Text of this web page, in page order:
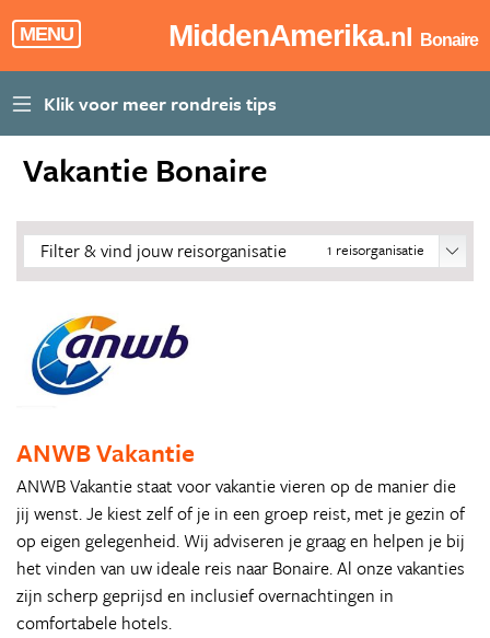
MENU MiddenAmerika.nl Bonaire
Vakantie Bonaire
1 reisorganisatie
Filter & vind jouw reisorganisatie
ANWB Vakantie
ANWB Vakantie staat voor vakantie vieren op de manier die
jij wenst. Je kiest zelf of je in een groep reist, met je gezin of
op eigen gelegenheid. Wij adviseren je graag en helpen je bij
het vinden van uw ideale reis naar Bonaire. Al onze vakanties
zijn scherp geprijsd en inclusief overnachtingen in
comfortabele hotels.